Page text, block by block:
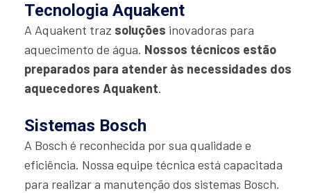
Tecnologia Aquakent
A Aquakent traz soluções inovadoras para
aquecimento de água. Nossos técnicos estão
preparados para atender às necessidades dos
aquecedores Aquakent.
Sistemas Bosch
A Bosch é reconhecida por sua qualidade e
eficiência. Nossa equipe técnica está capacitada
para realizar a manutenção dos sistemas Bosch.